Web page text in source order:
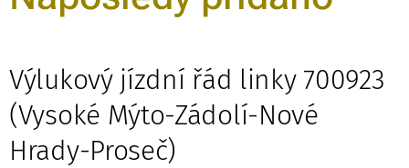
Výlukový jízdní řád linky 700923
(Vysoké Mýto-Zádolí-Nové
Hrady-Proseč)